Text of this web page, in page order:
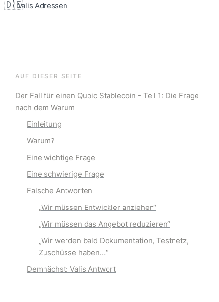
🇩🇪Valis Adressen
AUF DIESER SEITE
Der Fall für einen Qubic Stablecoin - Teil 1: Die Frage
nach dem Warum
Einleitung
Warum?
Eine wichtige Frage
Eine schwierige Frage
Falsche Antworten
Wir müssen Entwickler anziehen“
„Wir müssen das Angebot reduzieren“
Wir werden bald Dokumentation, Testnetz,
Zuschüsse haben…“
Demnächst: Valis Antwort